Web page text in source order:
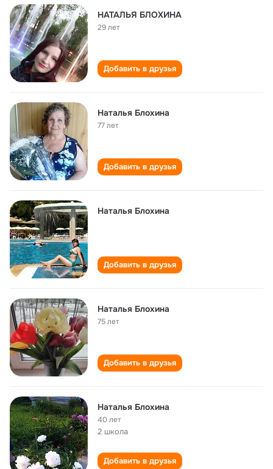
НАТАЛЬЯ БЛОХИНА
29 лет
Добавить в друзья
Наталья Блохина
77 лет
Добавить в друзья
Наталья Блохина
Добавить в друзья
Наталья Блохина
75 лет
Добавить в друзья
Наталья Блохина
40 лет
2 школа
Добавить в друзья